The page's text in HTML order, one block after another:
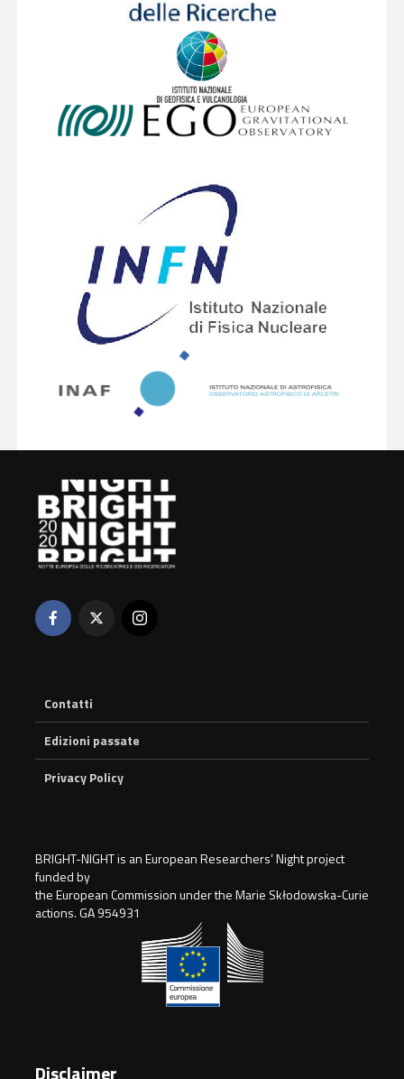
Contatti
Edizioni passate
Privacy Policy
BRIGHT-NIGHT is an European Researchers’ Night project
funded by
the European Commission under the Marie Skłodowska-Curie
actions. GA 954931
Disclaimer